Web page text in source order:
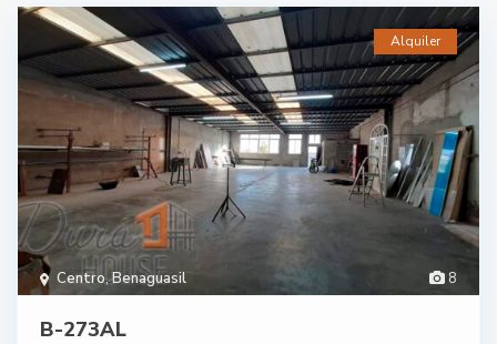
8
Centro,Benaguasil
Alquiler
B-273AL